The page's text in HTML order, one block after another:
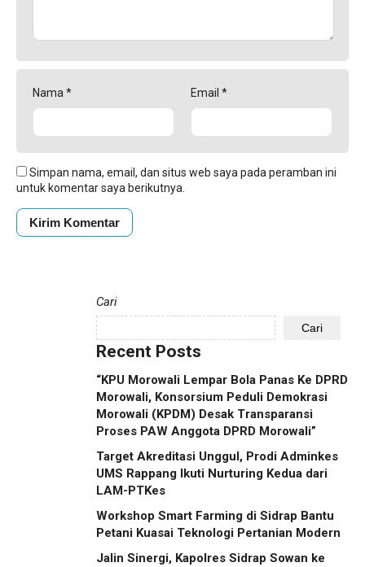
Nama * Email *
Simpan nama, email, dan situs web saya pada peramban ini
untuk komentar saya berikutnya.
Cari
Cari
Recent Posts
“KPU Morowali Lempar Bola Panas Ke DPRD
Morowali, Konsorsium Peduli Demokrasi
Morowali (KPDM) Desak Transparansi
Proses PAW Anggota DPRD Morowali”
Target Akreditasi Unggul, Prodi Adminkes
UMS Rappang Ikuti Nurturing Kedua dari
LAM-PTKes
Workshop Smart Farming di Sidrap Bantu
Petani Kuasai Teknologi Pertanian Modern
Jalin Sinergi, Kapolres Sidrap Sowan ke